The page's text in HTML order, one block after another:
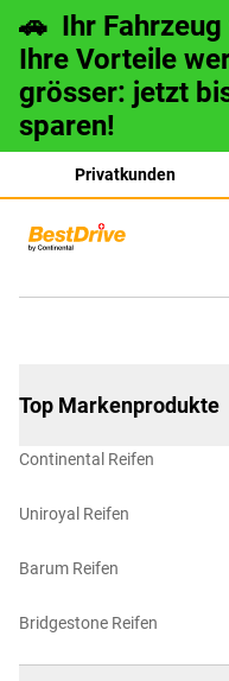
🚗 Ihr
Ihre Vorteile
grösser: jetzt
sparen!
Privatkunden
italiano
Top Markenprodukte
Continental Reifen
Uniroyal Reifen
Barum Reifen
Bridgestone Reifen